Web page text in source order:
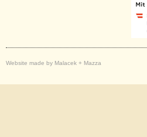
Website made by Malacek + Mazza